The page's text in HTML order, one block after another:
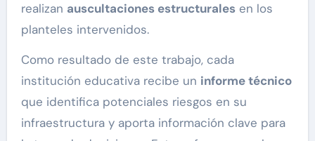
realizan auscultaciones estructuralesen los
planteles intervenidos.
Como resultado de este trabajo, cada
institución educativa recibe un informe técnico
que identifica potenciales riesgos en su
infraestructura y aporta información clave para